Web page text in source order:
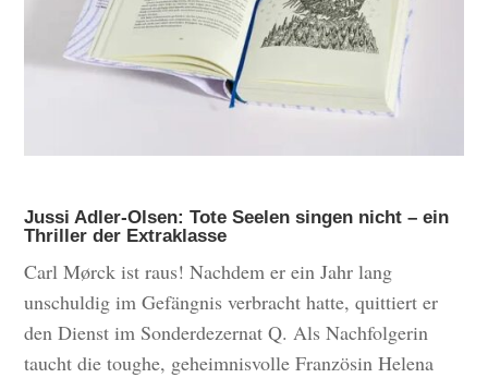
Jussi Adler-Olsen: Tote Seelen singen nicht – ein
Thriller der Extraklasse
Carl Mørck ist raus! Nachdem er ein Jahr lang
unschuldig im Gefängnis verbracht hatte, quittiert er
den Dienst im Sonderdezernat Q. Als Nachfolgerin
taucht die toughe, geheimnisvolle Französin Helena